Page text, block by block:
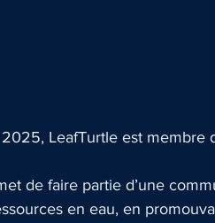
LeafTurtle est membre
de faire partie d’une
en eau, en